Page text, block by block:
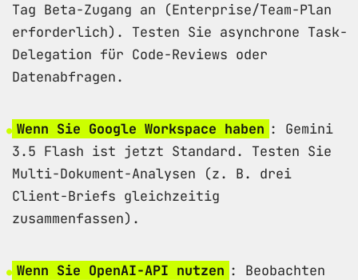
Tag Beta-Zugang an (Enterprise/Team-Plan
erforderlich). Testen Sie asynchrone Task-
Delegation für Code-Reviews oder
Datenabfragen.
Wenn Sie Google Workspace haben : Gemini
3.5 Flash ist jetzt Standard. Testen Sie
Multi-Dokument-Analysen (z. B. drei
Client-Briefs gleichzeitig
zusammenfassen).
Wenn Sie OpenAI-API nutzen : Beobachten